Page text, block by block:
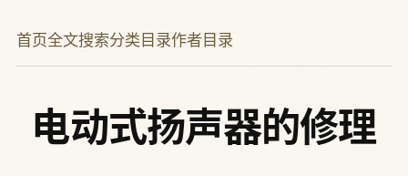
首页全文搜索分类目录作者目录
电动式扬声器的修理